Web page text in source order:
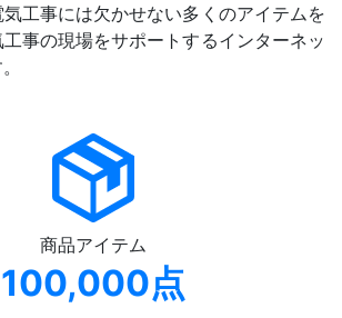
工事には欠かせない多くのアイテムを
事の現場をサポートするインターネッ
商品アイテム
100,000点